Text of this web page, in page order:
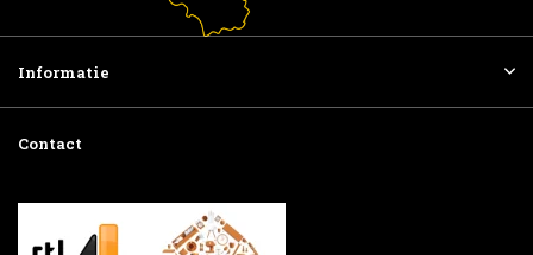
Informatie
Contact